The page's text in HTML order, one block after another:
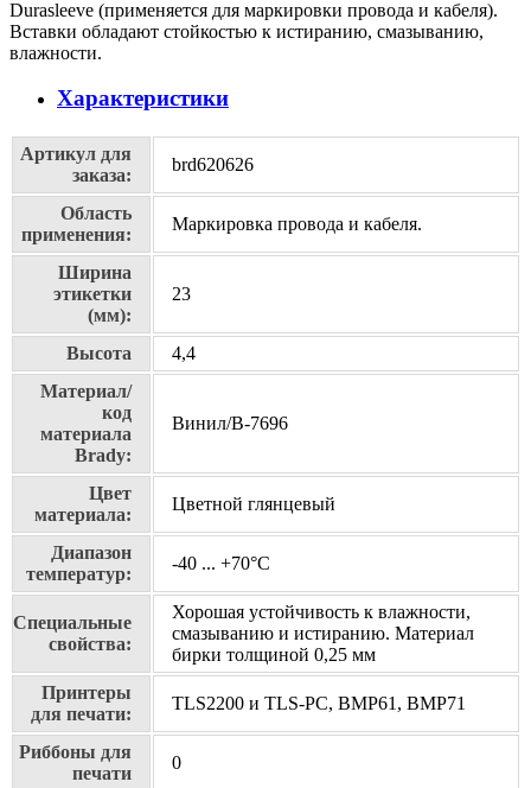
Durasleeve (применяется для маркировки провода и кабеля).
Вставки обладают стойкостью к истиранию, смазыванию,
влажности.
Характеристики
Артикул для
заказа:
brd620626
Область
применения:
Маркировка провода и кабеля.
Ширина
этикетки
(мм):
23
Высота
4,4
Материал/
код
материала
Brady:
Винил/В-7696
Цвет
материала:
Цветной глянцевый
Диапазон
температур:
-40 ... +70°С
Специальные
свойства:
Хорошая устойчивость к влажности,
смазыванию и истиранию. Материал
бирки толщиной 0,25 мм
Принтеры
для печати:
TLS2200 и TLS-PC, BMP61, BMP71
Риббоны для
печати
0